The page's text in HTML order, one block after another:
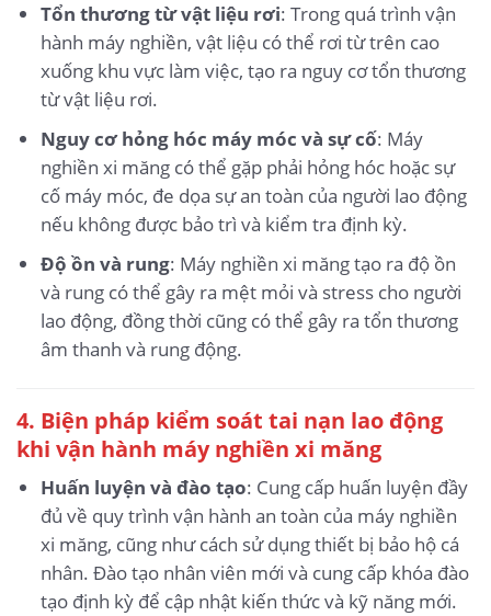
Tổn thương từ vật liệu rơi: Trong quá trình vận
hành máy nghiền, vật liệu có thể rơi từ trên cao
xuống khu vực làm việc, tạo ra nguy cơ tổn thương
từ vật liệu rơi.
Nguy cơ hỏng hóc máy móc và sự cố: Máy
nghiền xi măng có thể gặp phải hỏng hóc hoặc sự
cố máy móc, đe dọa sự an toàn của người lao động
nếu không được bảo trì và kiểm tra định kỳ.
Độ ồn và rung: Máy nghiền xi măng tạo ra độ ồn
và rung có thể gây ra mệt mỏi và stress cho người
lao động, đồng thời cũng có thể gây ra tổn thương
âm thanh và rung động.
4. Biện pháp kiểm soát tai nạn lao động
khi vận hành máy nghiền xi măng
Huấn luyện và đào tạo: Cung cấp huấn luyện đầy
đủ về quy trình vận hành an toàn của máy nghiền
xi măng, cũng như cách sử dụng thiết bị bảo hộ cá
nhân. Đào tạo nhân viên mới và cung cấp khóa đào
tạo định kỳ để cập nhật kiến thức và kỹ năng mới.